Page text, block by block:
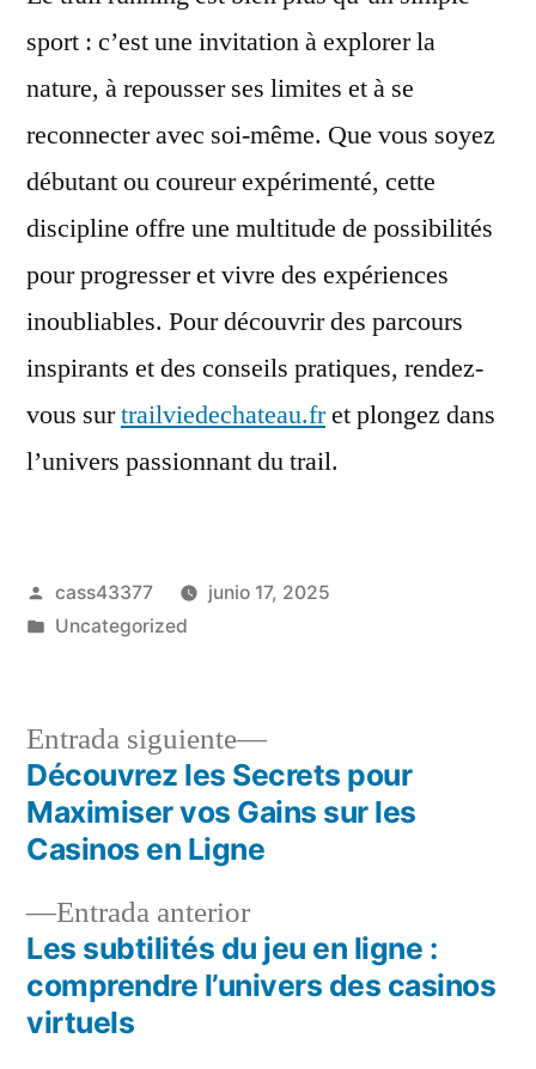
sport : c’est une invitation à explorer la
nature, à repousser ses limites et à se
reconnecter avec soi-même. Que vous soyez
débutant ou coureur expérimenté, cette
discipline offre une multitude de possibilités
pour progresser et vivre des expériences
inoubliables. Pour découvrir des parcours
inspirants et des conseils pratiques, rendez-
vous surtrailviedechateau.fret plongez dans
l’univers passionnant du trail.
Publicado
por
cass43377
junio 17, 2025
Publicado
Uncategorized
Navegación
de
entradas
Entrada anteriorEntrada
anterior:
Les subtilités du jeu en ligne :
comprendre l’univers des casinos
virtuels
Entrada siguiente
Entrada
siguiente:
Découvrez les Secrets pour
Maximiser vos Gains sur les
Casinos en Ligne